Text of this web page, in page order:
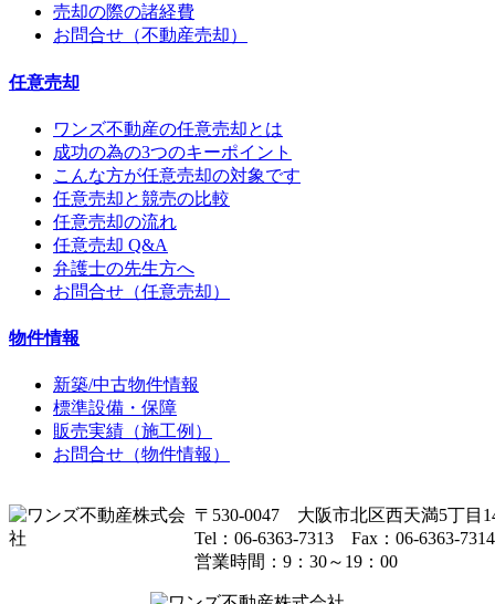
売却の際の諸経費
お問合せ（不動産売却）
任意売却
ワンズ不動産の任意売却とは
成功の為の3つのキーポイント
こんな方が任意売却の対象です
任意売却と競売の比較
任意売却の流れ
任意売却 Q&A
弁護士の先生方へ
お問合せ（任意売却）
物件情報
新築/中古物件情報
標準設備・保障
販売実績（施工例）
お問合せ（物件情報）
〒530-0047 大阪市北区西天満5丁目
Tel：06-6363-7313 Fax：06-6363-7314
営業時間：9：30～19：00